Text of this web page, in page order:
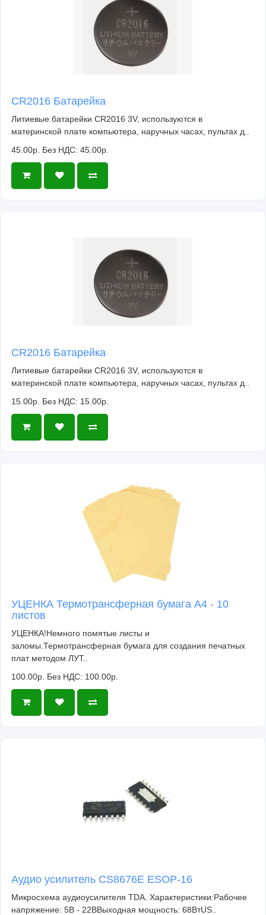
CR2016 Батарейка
Литиевые батарейки CR2016 3V, используются в
материнской плате компьютера, наручных часах, пультах д..
45.00р. Без НДС: 45.00р.
CR2016 Батарейка
Литиевые батарейки CR2016 3V, используются в
материнской плате компьютера, наручных часах, пультах д..
15.00р. Без НДС: 15.00р.
УЦЕНКА Термотрансферная бумага А4 - 10
листов
УЦЕНКА!Немного помятые листы и
заломы.Термотрансферная бумага для создания печатных
плат методом ЛУТ..
100.00р. Без НДС: 100.00р.
Аудио усилитель CS8676E ESOP-16
Микросхема аудиоусилителя TDA. Характеристики:Рабочее
напряжение: 5В - 22ВВыходная мощность: 68ВтUS..